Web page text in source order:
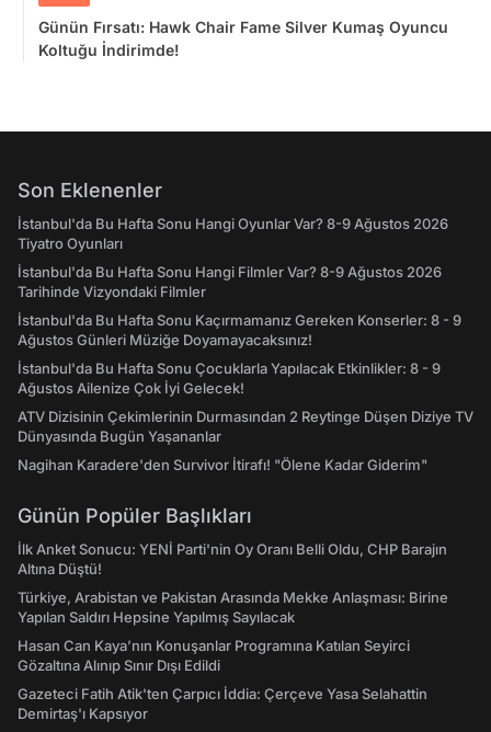
Günün Fırsatı: Hawk Chair Fame Silver Kumaş Oyuncu
Koltuğu İndirimde!
Son Eklenenler
İstanbul'da Bu Hafta Sonu Hangi Oyunlar Var? 8-9 Ağustos 2026
Tiyatro Oyunları
İstanbul'da Bu Hafta Sonu Hangi Filmler Var? 8-9 Ağustos 2026
Tarihinde Vizyondaki Filmler
İstanbul'da Bu Hafta Sonu Kaçırmamanız Gereken Konserler: 8 - 9
Ağustos Günleri Müziğe Doyamayacaksınız!
İstanbul'da Bu Hafta Sonu Çocuklarla Yapılacak Etkinlikler: 8 - 9
Ağustos Ailenize Çok İyi Gelecek!
ATV Dizisinin Çekimlerinin Durmasından 2 Reytinge Düşen Diziye TV
Dünyasında Bugün Yaşananlar
Nagihan Karadere'den Survivor İtirafı! "Ölene Kadar Giderim"
Günün Popüler Başlıkları
İlk Anket Sonucu: YENİ Parti'nin Oy Oranı Belli Oldu, CHP Barajın
Altına Düştü!
Türkiye, Arabistan ve Pakistan Arasında Mekke Anlaşması: Birine
Yapılan Saldırı Hepsine Yapılmış Sayılacak
Hasan Can Kaya’nın Konuşanlar Programına Katılan Seyirci
Gözaltına Alınıp Sınır Dışı Edildi
Gazeteci Fatih Atik'ten Çarpıcı İddia: Çerçeve Yasa Selahattin
Demirtaş'ı Kapsıyor